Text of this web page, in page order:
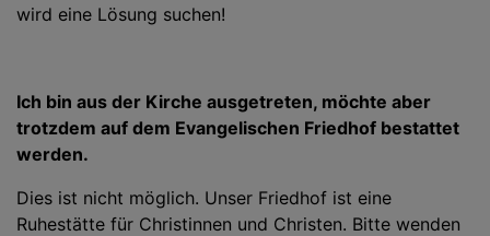
wird eine Lösung suchen!
Ich bin aus der Kirche ausgetreten, möchte aber
trotzdem auf dem Evangelischen Friedhof bestattet
werden.
Dies ist nicht möglich. Unser Friedhof ist eine
Ruhestätte für Christinnen und Christen. Bitte wenden